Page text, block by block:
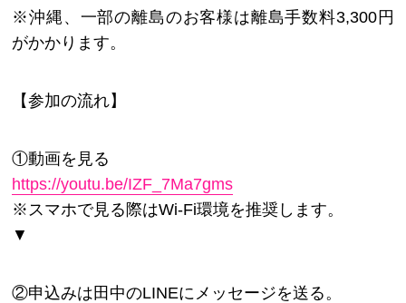
※沖縄、一部の離島のお客様は離島手数料3,300円
がかかります。
【参加の流れ】
①動画を見る
https://youtu.be/IZF_7Ma7gms
※スマホで見る際はWi-Fi環境を推奨します。
▼
②申込みは田中のLINEにメッセージを送る。